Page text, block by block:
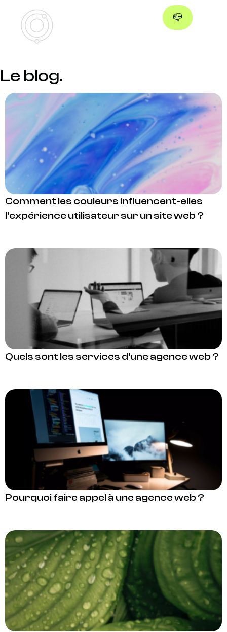
📪
Le blog.
Comment les couleurs influencent-elles
l’expérience utilisateur sur un site web ?
Quels sont les services d’une agence web ?
Pourquoi faire appel à une agence web ?